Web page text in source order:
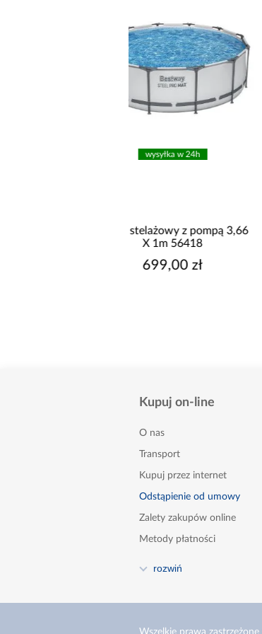
wysyłka w 24h
Basen stelażowy z
3,66x1,22 m 56420
1 199,00 zł
Kupuj on-line
O nas
Transport
Kupuj przez internet
Odstąpienie od umowy
Zalety zakupów online
Metody płatności
Kontakt
rozwiń
Wszelkie prawa